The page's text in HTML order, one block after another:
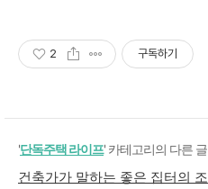
2 구독하기
'단독주택 라이프' 카테고리의 다른 글